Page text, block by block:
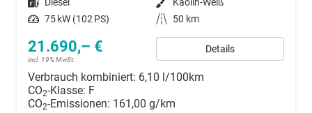
Leistung 75 kW (102 PS) Kilometerstand 50 km
21.690,– €
incl. 19% MwSt.
Details
Verbrauch kombiniert: 6,10 l/100km
CO2-Klasse: F
CO2-Emissionen: 161,00 g/km